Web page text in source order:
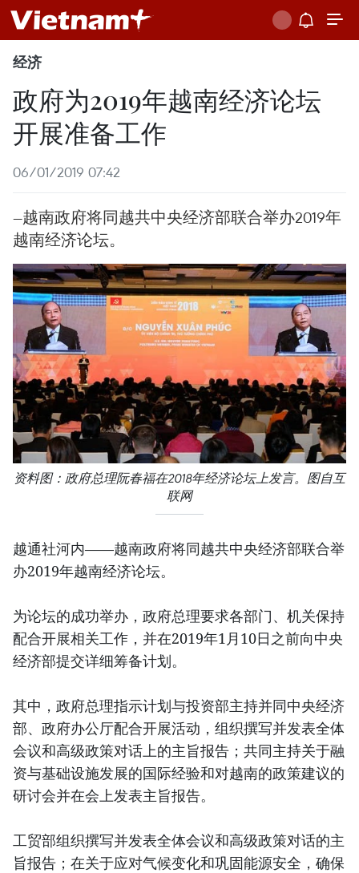
经济
政府为2019年越南经济论坛
开展准备工作
06/01/2019 07:42
—越南政府将同越共中央经济部联合举办2019年
越南经济论坛。
资料图：政府总理阮春福在2018年经济论坛上发言。图自互
联网
越通社河内——越南政府将同越共中央经济部联合举
办2019年越南经济论坛。
为论坛的成功举办，政府总理要求各部门、机关保持
配合开展相关工作，并在2019年1月10日之前向中央
经济部提交详细筹备计划。
其中，政府总理指示计划与投资部主持并同中央经济
部、政府办公厅配合开展活动，组织撰写并发表全体
会议和高级政策对话上的主旨报告；共同主持关于融
资与基础设施发展的国际经验和对越南的政策建议的
研讨会并在会上发表主旨报告。
工贸部组织撰写并发表全体会议和高级政策对话的主
旨报告；在关于应对气候变化和巩固能源安全，确保